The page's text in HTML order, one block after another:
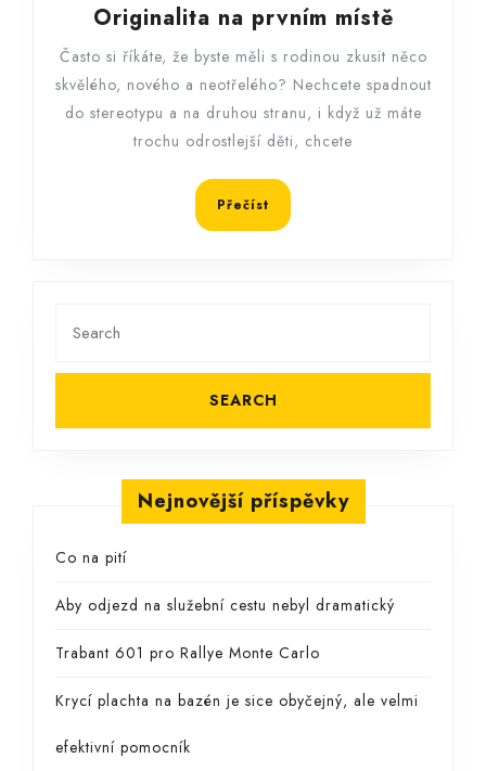
Originalita na prvním místě
na
prvním
místě
Často si říkáte, že byste měli s rodinou zkusit něco
skvělého, nového a neotřelého? Nechcete spadnout
do stereotypu a na druhou stranu, i když už máte
trochu odrostlejší děti, chcete
Přečíst Přečíst
for:
Nejnovější příspěvky
Co na pití
Aby odjezd na služební cestu nebyl dramatický
Trabant 601 pro Rallye Monte Carlo
Krycí plachta na bazén je sice obyčejný, ale velmi
efektivní pomocník